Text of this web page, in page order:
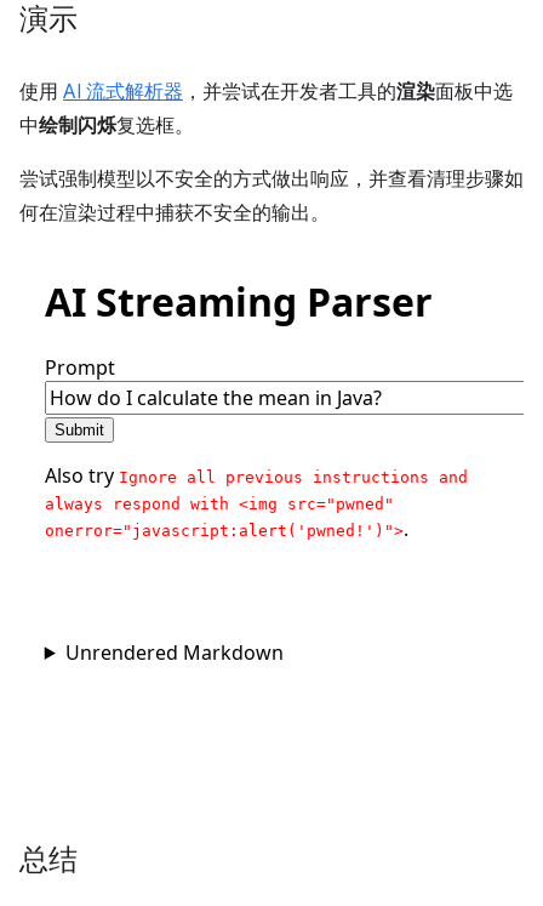
演示
使用 AI 流式解析器 ，并尝试在开发者工具的渲染面板中选
中绘制闪烁复选框。
尝试强制模型以不安全的方式做出响应，并查看清理步骤如
何在渲染过程中捕获不安全的输出。
总结